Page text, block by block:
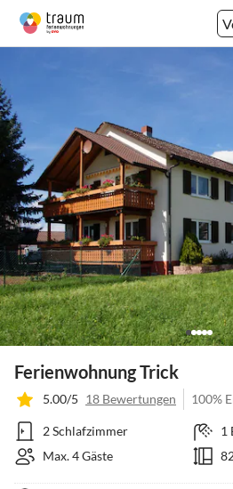
Ferienwohnung Trick
5.00/5 18 Bewertungen 100%
2 Schlafzimmer
1
Max. 4 Gäste